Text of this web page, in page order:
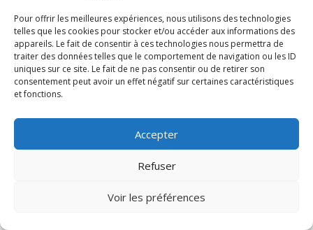
Pour offrir les meilleures expériences, nous utilisons des technologies
telles que les cookies pour stocker et/ou accéder aux informations des
appareils. Le fait de consentir à ces technologies nous permettra de
traiter des données telles que le comportement de navigation ou les ID
uniques sur ce site. Le fait de ne pas consentir ou de retirer son
consentement peut avoir un effet négatif sur certaines caractéristiques
et fonctions.
Accepter
Refuser
Voir les préférences